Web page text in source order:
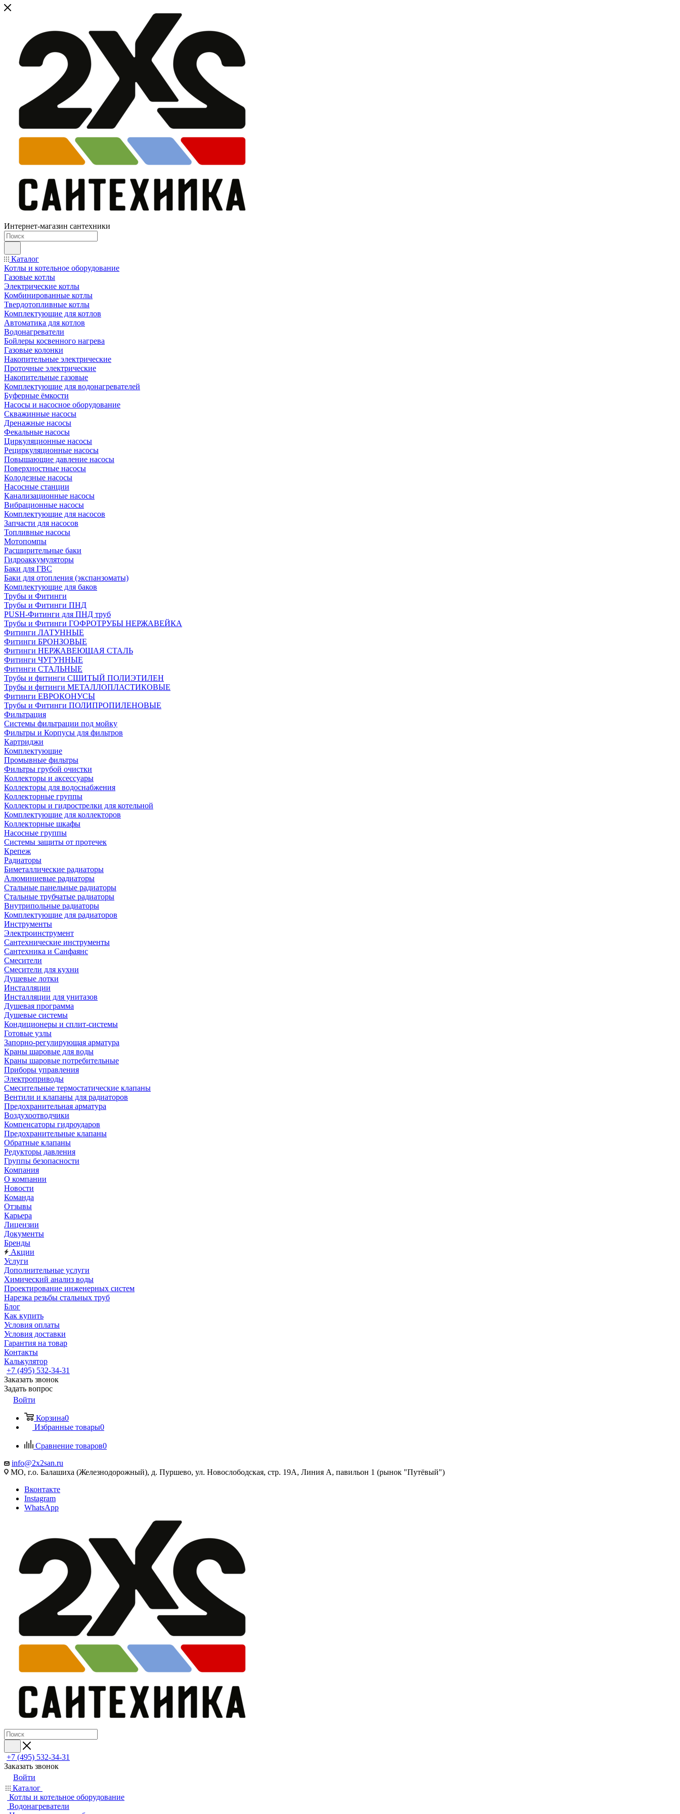
Интернет-магазин сантехники
Каталог
Котлы и котельное оборудование
Газовые котлы
Электрические котлы
Комбинированные котлы
Твердотопливные котлы
Комплектующие для котлов
Автоматика для котлов
Водонагреватели
Бойлеры косвенного нагрева
Газовые колонки
Накопительные электрические
Проточные электрические
Накопительные газовые
Комплектующие для водонагревателей
Буферные ёмкости
Насосы и насосное оборудование
Скважинные насосы
Дренажные насосы
Фекальные насосы
Циркуляционные насосы
Рециркуляционные насосы
Повышающие давление насосы
Поверхностные насосы
Колодезные насосы
Насосные станции
Канализационные насосы
Вибрационные насосы
Комплектующие для насосов
Запчасти для насосов
Топливные насосы
Мотопомпы
Расширительные баки
Гидроаккумуляторы
Баки для ГВС
Баки для отопления (экспанзоматы)
Комплектующие для баков
Трубы и Фитинги
Трубы и Фитинги ПНД
PUSH-Фитинги для ПНД труб
Трубы и Фитинги ГОФРОТРУБЫ НЕРЖАВЕЙКА
Фитинги ЛАТУННЫЕ
Фитинги БРОНЗОВЫЕ
Фитинги НЕРЖАВЕЮЩАЯ СТАЛЬ
Фитинги ЧУГУННЫЕ
Фитинги СТАЛЬНЫЕ
Трубы и фитинги СШИТЫЙ ПОЛИЭТИЛЕН
Трубы и фитинги МЕТАЛЛОПЛАСТИКОВЫЕ
Фитинги ЕВРОКОНУСЫ
Трубы и Фитинги ПОЛИПРОПИЛЕНОВЫЕ
Фильтрация
Системы фильтрации под мойку
Фильтры и Корпусы для фильтров
Картриджи
Комплектующие
Промывные фильтры
Фильтры грубой очистки
Коллекторы и аксессуары
Коллекторы для водоснабжения
Коллекторные группы
Коллекторы и гидрострелки для котельной
Комплектующие для коллекторов
Коллекторные шкафы
Насосные группы
Системы защиты от протечек
Крепеж
Радиаторы
Биметаллические радиаторы
Алюминиевые радиаторы
Стальные панельные радиаторы
Стальные трубчатые радиаторы
Внутрипольные радиаторы
Комплектующие для радиаторов
Инструменты
Электроинструмент
Сантехнические инструменты
Сантехника и Санфаянс
Смесители
Смесители для кухни
Душевые лотки
Инсталляции
Инсталляции для унитазов
Душевая программа
Душевые системы
Кондиционеры и сплит-системы
Готовые узлы
Запорно-регулирующая арматура
Краны шаровые для воды
Краны шаровые потребительные
Приборы управления
Электроприводы
Смесительные термостатические клапаны
Вентили и клапаны для радиаторов
Предохранительная арматура
Воздухоотводчики
Компенсаторы гидроударов
Предохранительные клапаны
Обратные клапаны
Редукторы давления
Группы безопасности
Компания
О компании
Новости
Команда
Отзывы
Карьера
Лицензии
Документы
Бренды
Акции
Услуги
Дополнительные услуги
Химический анализ воды
Проектирование инженерных систем
Нарезка резьбы стальных труб
Блог
Как купить
Условия оплаты
Условия доставки
Гарантия на товар
Контакты
Калькулятор
+7 (495) 532‑34‑31
Заказать звонок
Задать вопрос
Войти
Корзина0
Избранные товары0
Сравнение товаров0
info@2x2san.ru
МО, г.о. Балашиха (Железнодорожный), д. Пуршево, ул. Новослободская, стр. 19А, Линия А, павильон 1 (рынок "Путёвый")
Вконтакте
Instagram
WhatsApp
+7 (495) 532‑34‑31
Заказать звонок
Войти
Каталог
Котлы и котельное оборудование
Водонагреватели